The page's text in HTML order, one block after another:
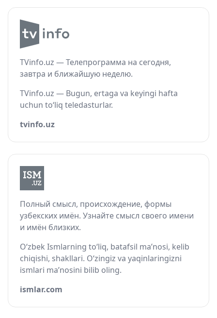
TVinfo.uz — Телепрограмма на сегодня,
завтра и ближайшую неделю.
TVinfo.uz — Bugun, ertaga va keyingi hafta
uchun to‘liq teledasturlar.
tvinfo.uz
Полный смысл, происхождение, формы
узбекских имён. Узнайте смысл своего имени
и имён близких.
O‘zbek Ismlarning to‘liq, batafsil ma’nosi, kelib
chiqishi, shakllari. O‘zingiz va yaqinlaringizni
ismlari ma’nosini bilib oling.
ismlar.com